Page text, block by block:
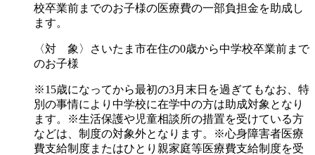
校卒業前までのお子様の医療費の一部負担金を助成し
ます。
〈対 象〉さいたま市在住の0歳から中学校卒業前まで
のお子様
※15歳になってから最初の3月末日を過ぎてもなお、特
別の事情により中学校に在学中の方は助成対象となり
ます。※生活保護や児童相談所の措置を受けている方
などは、制度の対象外となります。※心身障害者医療
費支給制度またはひとり親家庭等医療費支給制度を受